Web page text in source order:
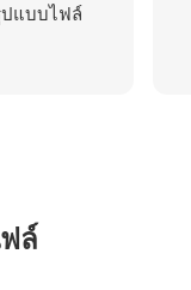
ปแบบไฟล์
ล์